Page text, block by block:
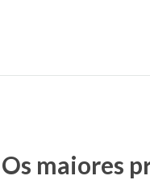
Os maiores